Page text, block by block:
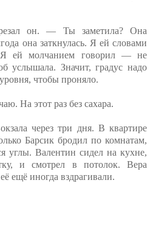
он. — Ты заметила? Она
она заткнулась. Я ей словами
ей молчанием говорил — не
услышала. Значит, градус надо
чтобы проняло.
На этот раз без сахара.
через три дня. В квартире
Барсик бродил по комнатам,
углы. Валентин сидел на кухне,
и смотрел в потолок. Вера
ещё иногда вздрагивали.